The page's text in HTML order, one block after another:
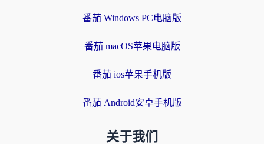
番茄 Windows PC电脑版
番茄 macOS苹果电脑版
番茄 ios苹果手机版
番茄 Android安卓手机版
关于我们